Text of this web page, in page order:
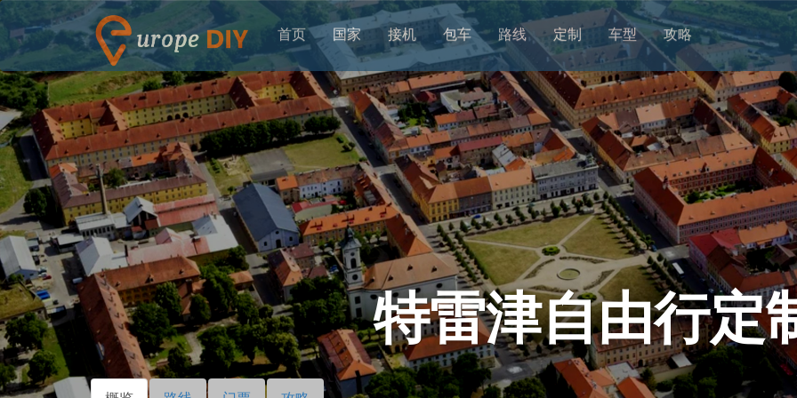
首页 国家 接机 包车 路线 定制 车型 攻略
特雷津自由行定